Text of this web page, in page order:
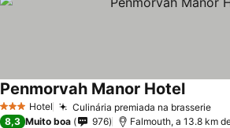
3 EstrelasHotel Culinária premiada na brasserie
Penmorvah Manor Hotel
8,3 Muito boa 976 Falmouth, a 13.8 km